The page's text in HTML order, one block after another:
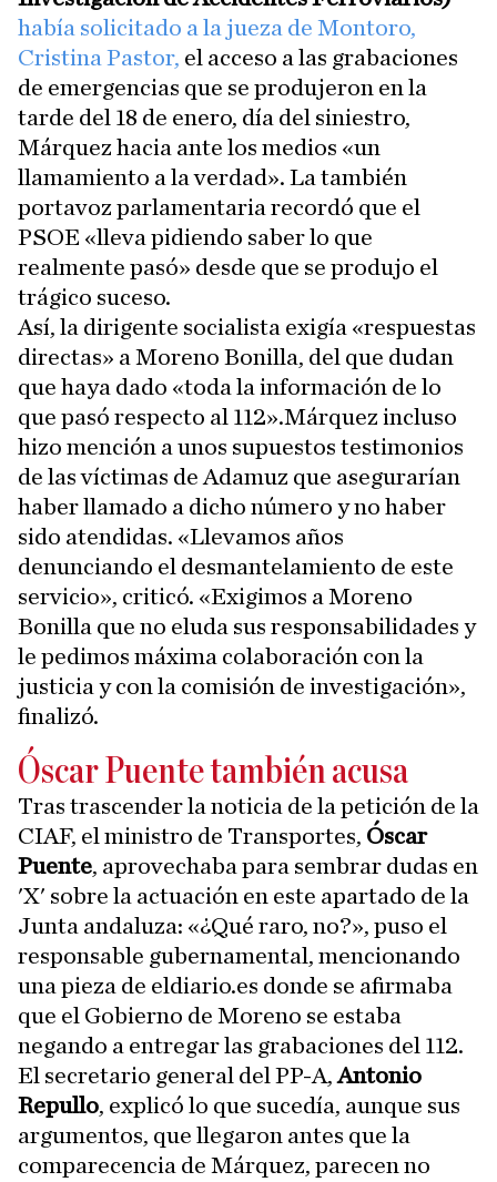
había solicitado a la jueza de Montoro,
Cristina Pastor, el acceso a las grabaciones
de emergencias que se produjeron en la
tarde del 18 de enero, día del siniestro,
Márquez hacia ante los medios «un
llamamiento a la verdad». La también
portavoz parlamentaria recordó que el
PSOE «lleva pidiendo saber lo que
realmente pasó» desde que se produjo el
trágico suceso.
Así, la dirigente socialista exigía «respuestas
directas» a Moreno Bonilla, del que dudan
que haya dado «toda la información de lo
que pasó respecto al 112».Márquez incluso
hizo mención a unos supuestos testimonios
de las víctimas de Adamuz que asegurarían
haber llamado a dicho número y no haber
sido atendidas. «Llevamos años
denunciando el desmantelamiento de este
servicio», criticó. «Exigimos a Moreno
Bonilla que no eluda sus responsabilidades y
le pedimos máxima colaboración con la
justicia y con la comisión de investigación»,
finalizó.
Óscar Puente también acusa
Tras trascender la noticia de la petición de la
CIAF, el ministro de Transportes, Óscar
Puente, aprovechaba para sembrar dudas en
'X' sobre la actuación en este apartado de la
Junta andaluza: «¿Qué raro, no?», puso el
responsable gubernamental, mencionando
una pieza de eldiario.es donde se afirmaba
que el Gobierno de Moreno se estaba
negando a entregar las grabaciones del 112.
El secretario general del PP-A,Antonio
Repullo, explicó lo que sucedía, aunque sus
argumentos, que llegaron antes que la
comparecencia de Márquez, parecen no